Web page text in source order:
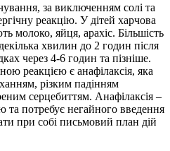
за виключенням солі та
реакцію. У дітей харчова
молоко, яйця, арахіс. Більшість
хвилин до 2 годин після
через 4-6 годин та пізніше.
реакцією є анафілаксія, яка
різким падінням
серцебиттям. Анафілаксія –
та потребує негайного введення
при собі письмовий план дій